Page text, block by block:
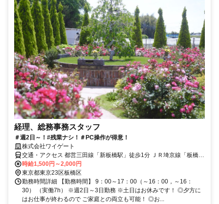
経理、総務事務スタッフ
＃週2日～！#残業ナシ！＃PC操作が得意！
株式会社ワイゲート
交通・アクセス 都営三田線「新板橋駅」徒歩1分 ＪＲ埼京線「板橋
駅」徒歩5分
時給1,500円～2,000円
東京都東京23区板橋区
勤務時間詳細 【勤務時間】 9：00～17：00（～16：00，～16：
30） （実働7h） ※週2日～3日勤務 ※土日はお休みです！ ◎夕方に
はお仕事が終わるので ご家庭との両立も可能！ ◎お...